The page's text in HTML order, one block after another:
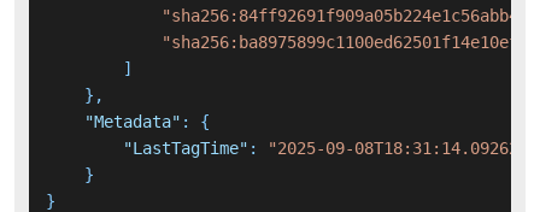
]
} ,
"Metadata" :
{
"LastTagTime" :
"2025-09-
}
}